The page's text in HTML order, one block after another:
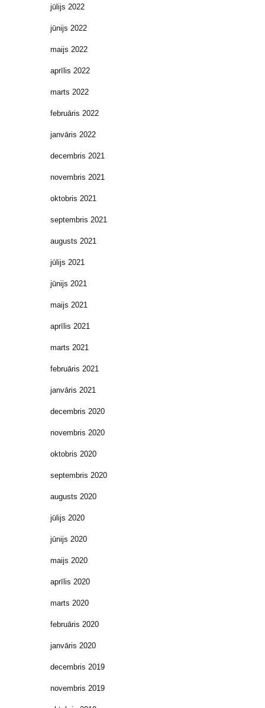
jūlijs 2022
jūnijs 2022
maijs 2022
aprīlis 2022
marts 2022
februāris 2022
janvāris 2022
decembris 2021
novembris 2021
oktobris 2021
septembris 2021
augusts 2021
jūlijs 2021
jūnijs 2021
maijs 2021
aprīlis 2021
marts 2021
februāris 2021
janvāris 2021
decembris 2020
novembris 2020
oktobris 2020
septembris 2020
augusts 2020
jūlijs 2020
jūnijs 2020
maijs 2020
aprīlis 2020
marts 2020
februāris 2020
janvāris 2020
decembris 2019
novembris 2019